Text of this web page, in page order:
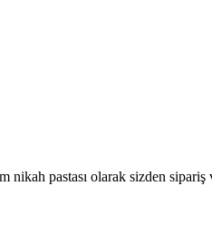
nikah pastası olarak sizden